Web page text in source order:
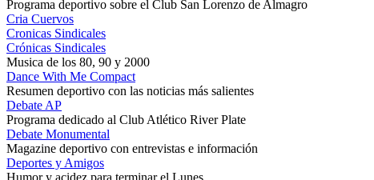
Programa deportivo sobre el Club San Lorenzo de Almagro
Cria Cuervos
Cronicas Sindicales
Crónicas Sindicales
Musica de los 80, 90 y 2000
Dance With Me Compact
Resumen deportivo con las noticias más salientes
Debate AP
Programa dedicado al Club Atlético River Plate
Debate Monumental
Magazine deportivo con entrevistas e información
Deportes y Amigos